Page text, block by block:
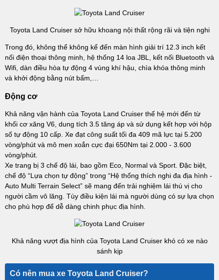
Toyota Land Cruiser sở hữu khoang nội thất rộng rãi và tiện nghi
Trong đó, không thể không kể đến màn hình giải trí 12.3 inch kết
nối điện thoại thông minh, hệ thống 14 loa JBL, kết nối Bluetooth và
Wifi, dàn điều hòa tự động 4 vùng khí hậu, chìa khóa thông minh
và khởi động bằng nút bấm,…
Động cơ
Khả năng vận hành của Toyota Land Cruiser thế hệ mới đến từ
khối cơ xăng V6, dung tích 3.5 tăng áp và sử dụng kết hợp với hộp
số tự động 10 cấp. Xe đạt công suất tối đa 409 mã lực tại 5.200
vòng/phút và mô men xoắn cực đại 650Nm tại 2.000 - 3.600
vòng/phút.
Xe trang bị 3 chế độ lái, bao gồm Eco, Normal và Sport. Đặc biệt,
chế độ “Lựa chọn tự động” trong “Hệ thống thích nghi đa địa hình -
Auto Multi Terrain Select” sẽ mang đến trải nghiệm lái thú vị cho
người cầm vô lăng. Tùy điều kiện lái mà người dùng có sự lựa chọn
cho phù hợp để dễ dàng chinh phục địa hình.
Khả năng vượt địa hình của Toyota Land Cruiser khó có xe nào
sánh kịp
Có nên mua xe Toyota Land Cruiser?